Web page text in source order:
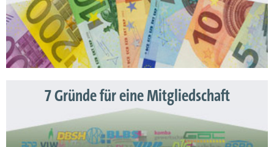
7 Gründe für eine Mitgliedschaft